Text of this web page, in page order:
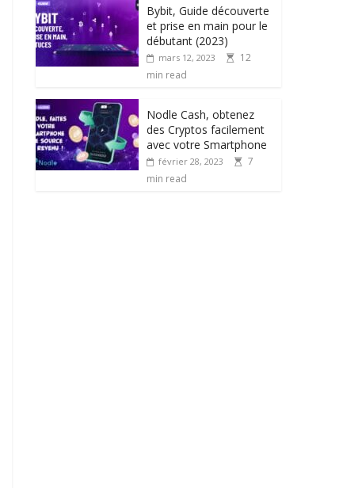
Bybit, Guide découverte
et prise en main pour le
débutant (2023)
mars 12, 2023
12
min read
Nodle Cash, obtenez
des Cryptos facilement
avec votre Smartphone
février 28, 2023
7
min read